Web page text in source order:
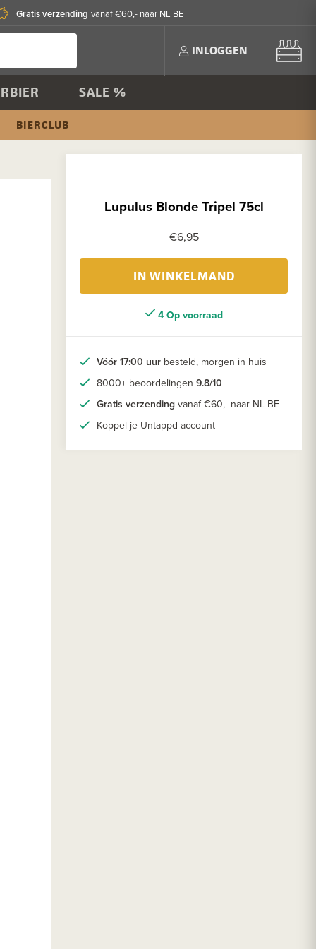
Gratis verzending vanaf €60,- naar NL BE
INLOGGEN
SALE %
BIERCLUB
Lupulus Blonde Tripel 75cl
€6,95
IN WINKELMAND
4 Op voorraad
Vóór 17:00 uur besteld, morgen in huis
8000+ beoordelingen 9.8/10
Gratis verzending vanaf €60,- naar NL BE
Koppel je Untappd account